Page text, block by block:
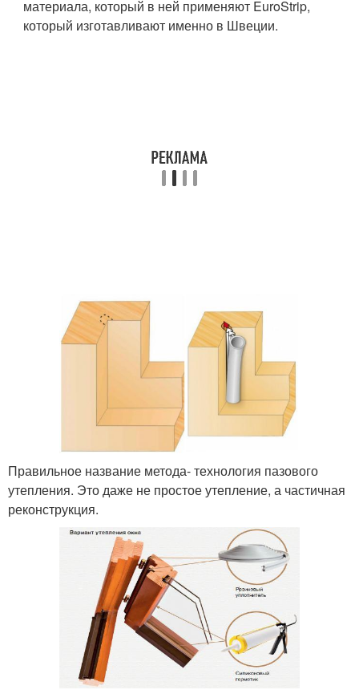
материала, который в ней применяют EuroStrip,
который изготавливают именно в Швеции.
Правильное название метода- технология пазового
утепления. Это даже не простое утепление, а частичная
реконструкция.